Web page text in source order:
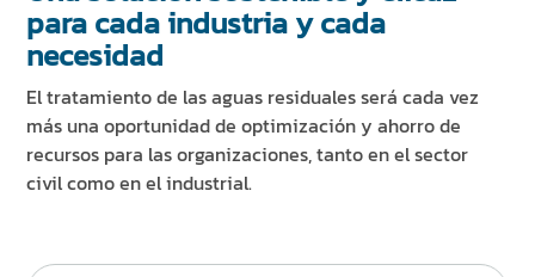
para cada industria y cada
necesidad
El tratamiento de las aguas residuales será cada vez
más una oportunidad de optimización y ahorro de
recursos para las organizaciones, tanto en el sector
civil como en el industrial.